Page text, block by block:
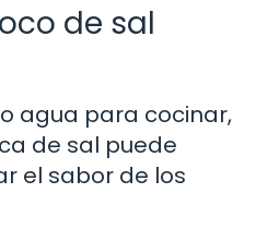
de sal
agua para cocinar,
de sal puede
el sabor de los